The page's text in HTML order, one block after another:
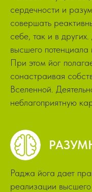
сердечности и
совершать
себе, так и в
высшего потенциала
При этом йог
сонастраивая
Вселенной.
неблагоприятную
Раджа йога дает
реализации высшего